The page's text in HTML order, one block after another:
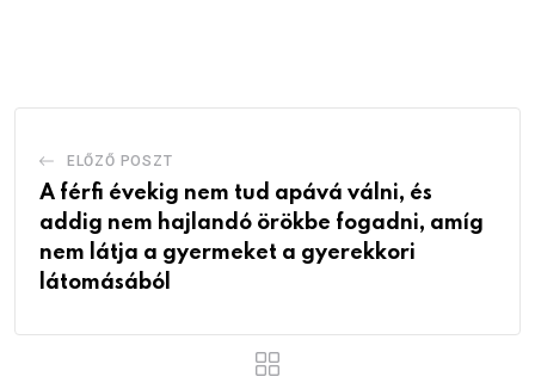
ELŐZŐ POSZT
A férfi évekig nem tud apává válni, és
addig nem hajlandó örökbe fogadni, amíg
nem látja a gyermeket a gyerekkori
látomásából